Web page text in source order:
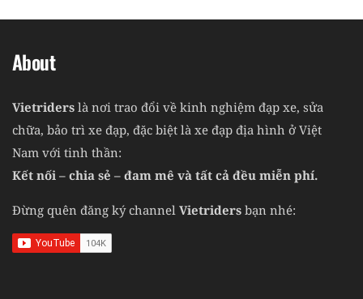
About
Vietriders là nơi trao đổi về kinh nghiệm đạp xe, sửa
chữa, bảo trì xe đạp, đặc biệt là xe đạp địa hình ở Việt
Nam với tinh thần:
Kết nối – chia sẻ – đam mê và tất cả đều miễn phí.
Đừng quên đăng ký channel Vietriders bạn nhé: